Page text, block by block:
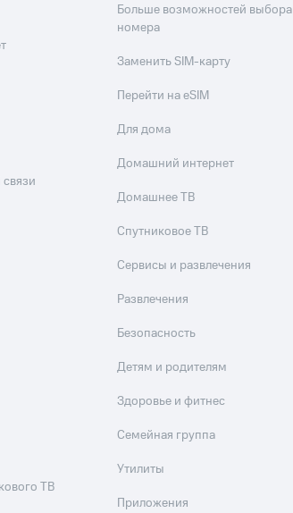
ТВ
Больше возможностей выбора
номера
Заменить SIM-карту
Перейти на eSIM
Для дома
Домашний интернет
Домашнее ТВ
Спутниковое ТВ
Сервисы и развлечения
Развлечения
Безопасность
Детям и родителям
Здоровье и фитнес
Семейная группа
Утилиты
Приложения